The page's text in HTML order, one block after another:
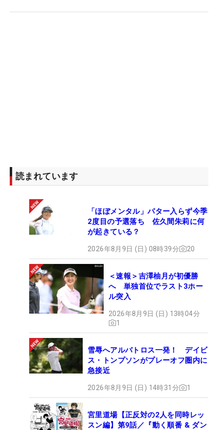
読まれています
「ほぼメンタル」パター入らず今季
2度目の予選落ち 佐久間朱莉に何
が起きている？
2026年8月9日 (日) 08時39分 20
＜速報＞吉澤柚月が初優勝
へ 単独首位でラスト3ホー
ル突入
2026年8月9日 (日) 13時04分
1
雪辱へアルバトロス一発！ デイビ
ス・トンプソンがプレーオフ圏内に
急接近
2026年8月9日 (日) 14時31分 1
宮里道場【正反対の2人を同時レッ
スン編】第9話／『動く順番 & ダン